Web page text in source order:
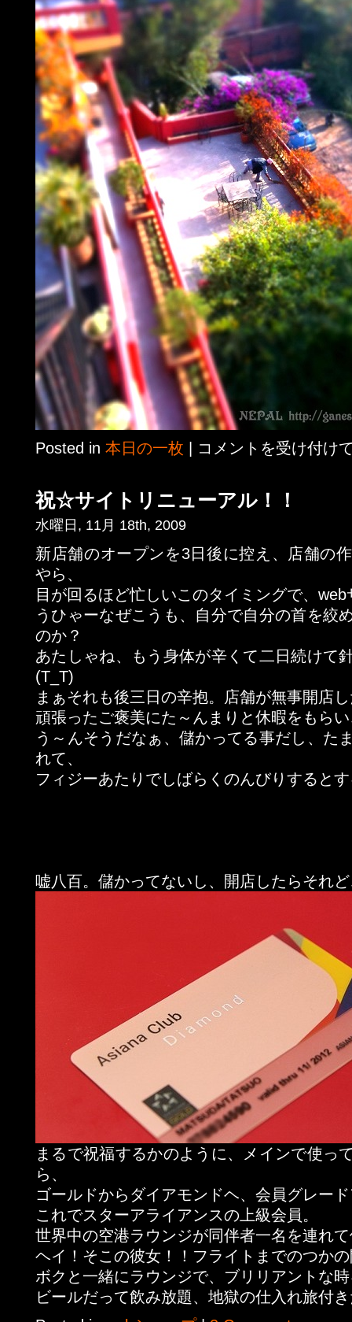
Posted in 本日の一枚 コメントを受け付け
祝☆サイトリニューアル！！
水曜日, 11月 18th, 2009
新店舗のオープンを3日後に控え、店舗の
やら、
目が回るほど忙しいこのタイミングで、
うひゃーなぜこうも、自分で自分の首を絞
のか？
あたしゃね、もう身体が辛くて二日続けて
(T_T)
まぁそれも後三日の辛抱。店舗が無事開店
頑張ったご褒美にた～んまりと休暇をもら
う～んそうだなぁ、儲かってる事だし、た
れて、
フィジーあたりでしばらくのんびりすると
嘘八百。儲かってないし、開店したらそれ
まるで祝福するかのように、メインで使っ
ら、
ゴールドからダイアモンドヘ、会員グレー
これでスターアライアンスの上級会員。
世界中の空港ラウンジが同伴者一名を連れ
ヘイ！そこの彼女！！フライトまでのつか
ボクと一緒にラウンジで、ブリリアントな
ビールだって飲み放題、地獄の仕入れ旅付